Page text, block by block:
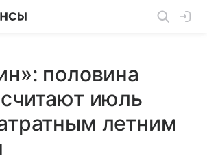
половина
июль
летним